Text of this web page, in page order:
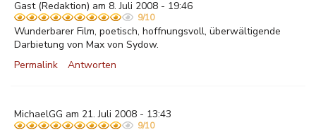
Gast (Redaktion) am 8. Juli 2008 - 19:46
9/10
Wunderbarer Film, poetisch, hoffnungsvoll, überwältigende
Darbietung von Max von Sydow.
Permalink
Antworten
MichaelGG am 21. Juli 2008 - 13:43
9/10